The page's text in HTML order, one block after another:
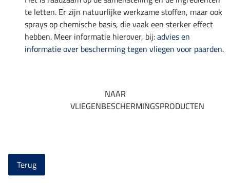
te letten. Er zijn natuurlijke werkzame stoffen, maar ook
sprays op chemische basis, die vaak een sterker effect
hebben. Meer informatie hierover, bij:advies en
informatie over bescherming tegen vliegen voor paarden.
NAAR
VLIEGENBESCHERMINGSPRODUCTEN
Terug